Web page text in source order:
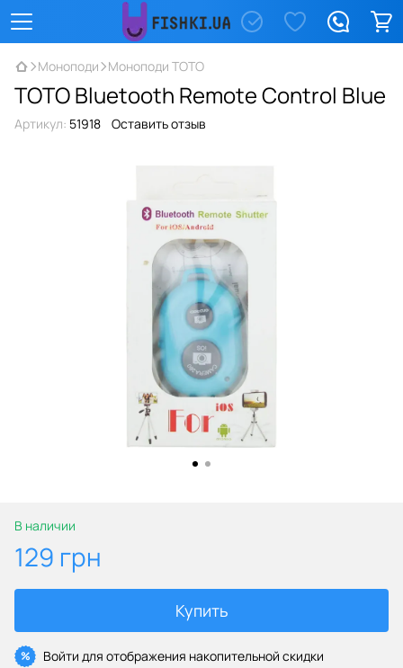
Моноподи Моноподи TOTO
TOTO Bluetooth Remote Control Blue
Артикул: 51918 Оставить отзыв
В наличии
129 грн
Купить
% Войти для отображения накопительной скидки